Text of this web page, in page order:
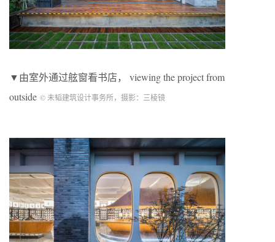
▼由室外通过舷窗看书店， viewing the project from
outside © 未韬建筑设计事务所，摄影：三棱镜